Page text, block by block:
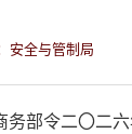
安全与管制局
务部令二〇二